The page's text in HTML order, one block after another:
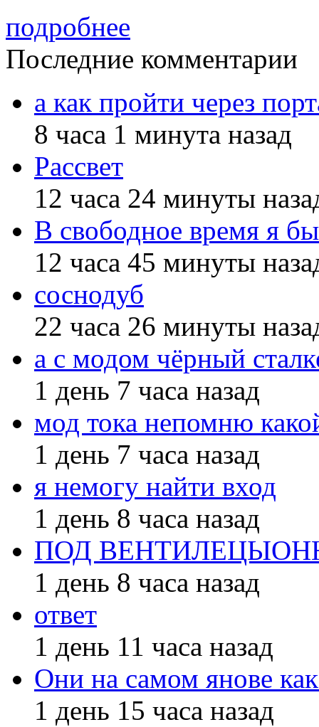
подробнее
Последние комментарии
а как пройти через
8 часа 1 минута назад
Рассвет
12 часа 24 минуты
В свободное время я
12 часа 45 минуты
соснодуб
22 часа 26 минуты
а с модом чёрный
1 день 7 часа назад
мод тока непомню
1 день 7 часа назад
я немогу найти вход
1 день 8 часа назад
ПОД
1 день 8 часа назад
ответ
1 день 11 часа назад
Они на самом янове
1 день 15 часа назад